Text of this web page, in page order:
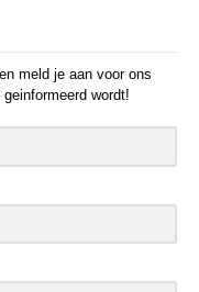
meld je aan voor ons
wordt!